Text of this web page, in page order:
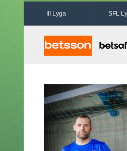
III Lyga SFL